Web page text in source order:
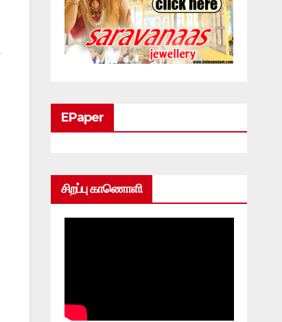
EPaper
சிறப்பு காணொளி